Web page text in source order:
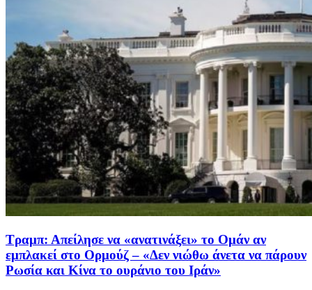
Τραμπ: Απείλησε να «ανατινάξει» το Ομάν αν
εμπλακεί στο Ορμούζ – «Δεν νιώθω άνετα να πάρουν
Ρωσία και Κίνα το ουράνιο του Ιράν»